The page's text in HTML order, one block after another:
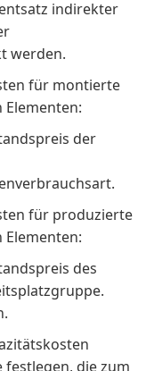
indirekter
werden.
für montierte
der
für produzierte
des
festlegen, die zum